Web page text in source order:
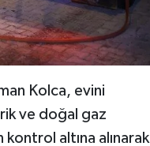
Kolca, evini
ve doğal gaz
altına alınarak